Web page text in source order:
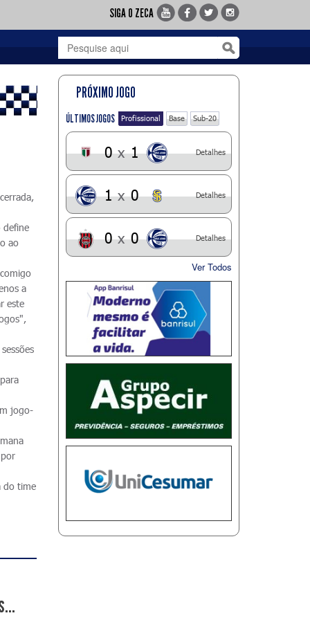
SIGA O ZECA
define
ao
a
este
jogo-
do time
PRÓXIMO JOGO
ÚLTIMOS JOGOS Profissional Base Sub-20
0 x 1 Detalhes
1 x 0 Detalhes
0 x 0 Detalhes
Ver Todos